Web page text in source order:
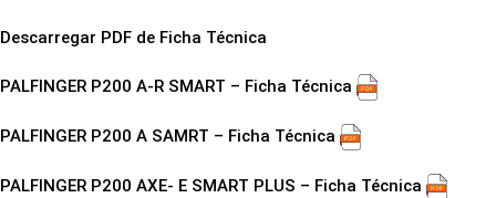
Descarregar PDF de Ficha Técnica
PALFINGER P200 A-R SMART – Ficha Técnica
PALFINGER P200 A SAMRT – Ficha Técnica
PALFINGER P200 AXE- E SMART PLUS – Ficha Técnica